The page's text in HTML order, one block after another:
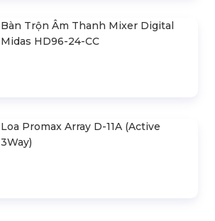
Bàn Trộn Âm Thanh Mixer Digital
Midas HD96-24-CC
Loa Promax Array D-11A (Active
3Way)